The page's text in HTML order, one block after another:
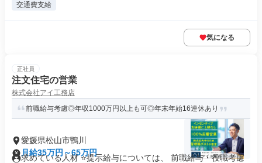
交通費支給
気になる
正社員
注文住宅の営業
株式会社アイ工務店
前職給与考慮◎年収1000万円以上も可◎年末年始16連休あり
愛媛県松山市鴨川
月給35万円～65万円
求めている人材 ⭐提示給与については、 前職給与・役職考慮